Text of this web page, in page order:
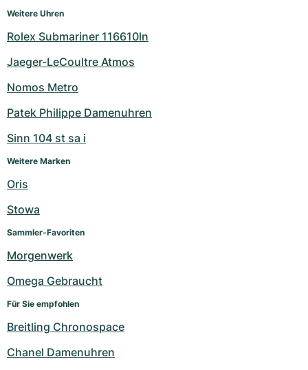
Weitere Uhren
Rolex Submariner 116610ln
Jaeger-LeCoultre Atmos
Nomos Metro
Patek Philippe Damenuhren
Sinn 104 st sa i
Weitere Marken
Oris
Stowa
Sammler-Favoriten
Morgenwerk
Omega Gebraucht
Für Sie empfohlen
Breitling Chronospace
Chanel Damenuhren